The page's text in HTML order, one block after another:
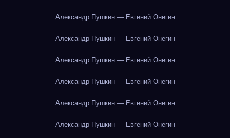
Александр Пушкин — Евгений Онегин
Александр Пушкин — Евгений Онегин
Александр Пушкин — Евгений Онегин
Александр Пушкин — Евгений Онегин
Александр Пушкин — Евгений Онегин
Александр Пушкин — Евгений Онегин